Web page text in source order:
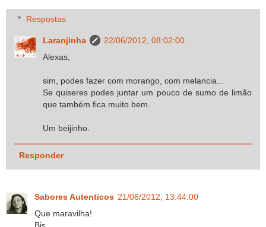
Respostas
Laranjinha
22/06/2012, 08:02:00
Alexas,
sim, podes fazer com morango, com melancia...
Se quiseres podes juntar um pouco de sumo de limão
que também fica muito bem.
Um beijinho.
Responder
Sabores Autenticos 21/06/2012, 13:44:00
Que maravilha!
Bjs